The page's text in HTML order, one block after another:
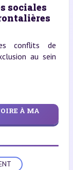
sociales
conflits de
au sein
À MA